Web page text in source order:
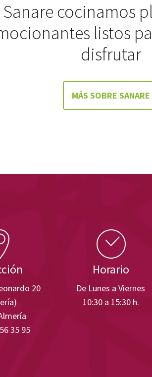
Sanare cocinamos
listos
disfrutar
MÁS SOBRE SANARE
20
35 95
Horario
De Lunes a Viernes
10:30 a 15:30 h.